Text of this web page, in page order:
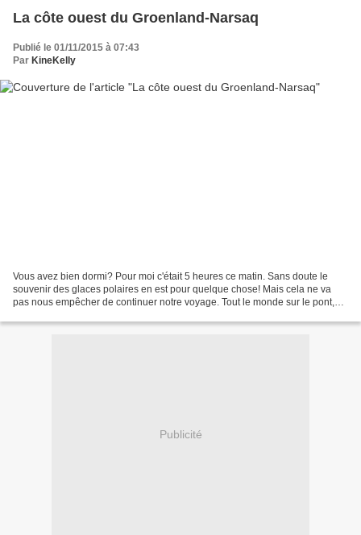
La côte ouest du Groenland-Narsaq
Publié le 01/11/2015 à 07:43
Par KineKelly
Vous avez bien dormi? Pour moi c'était 5 heures ce matin. Sans doute le
souvenir des glaces polaires en est pour quelque chose! Mais cela ne va
pas nous empêcher de continuer notre voyage. Tout le monde sur le pont,
Publicité